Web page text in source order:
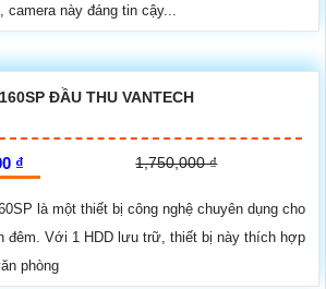
camera này đáng tin cậy...
ĐẦU THU VANTECH
₫ 1,750,000 ₫
là một thiết bị công nghệ chuyên dụng cho
đêm. Với 1 HDD lưu trữ, thiết bị này thích hợp
phòng